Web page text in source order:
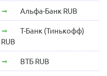
Альфа-Банк RUB
Т-Банк (Тинькофф)
RUB
ВТБ RUB